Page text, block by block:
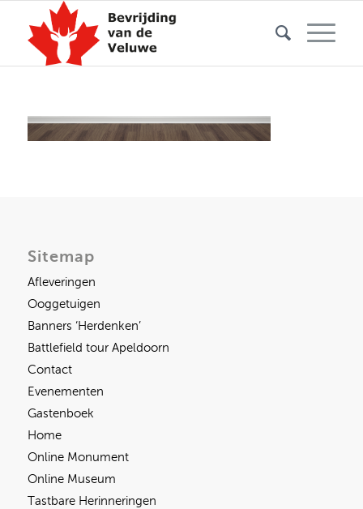
Sitemap
Afleveringen
Ooggetuigen
Banners ‘Herdenken’
Battlefield tour Apeldoorn
Contact
Evenementen
Gastenboek
Home
Online Monument
Online Museum
Tastbare Herinneringen